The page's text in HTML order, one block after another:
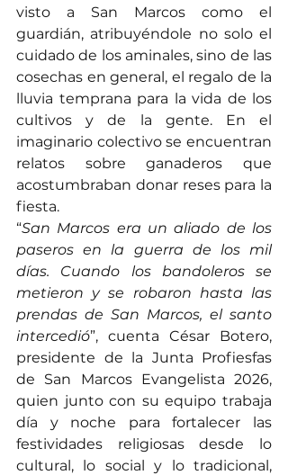
visto a San Marcos como el
guardián, atribuyéndole no solo el
cuidado de los aminales, sino de las
cosechas en general, el regalo de la
lluvia temprana para la vida de los
cultivos y de la gente. En el
imaginario colectivo se encuentran
relatos sobre ganaderos que
acostumbraban donar reses para la
fiesta.
“San Marcos era un aliado de los
paseros en la guerra de los mil
días. Cuando los bandoleros se
metieron y se robaron hasta las
prendas de San Marcos, el santo
intercedió”, cuenta César Botero,
presidente de la Junta Profiesfas
de San Marcos Evangelista 2026,
quien junto con su equipo trabaja
día y noche para fortalecer las
festividades religiosas desde lo
cultural, lo social y lo tradicional,